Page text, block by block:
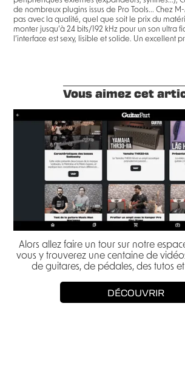
de nombreux plugins issus de Pro Tools... Chez
pas avec la qualité, quel que soit le prix du
monter jusqu’à 24 bits/192 kHz pour un son ultra
l’interface est sexy, lisible et solide. Un excellent
Vous aimez cet
Alors allez faire un tour sur notre
vous y trouverez une centaine de
de guitares, de pédales, des tutos
DÉCOUVRIR